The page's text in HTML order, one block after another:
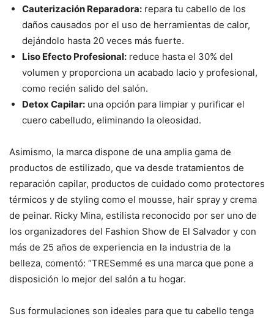
Cauterización Reparadora: repara tu cabello de los
daños causados por el uso de herramientas de calor,
dejándolo hasta 20 veces más fuerte.
Liso Efecto Profesional: reduce hasta el 30% del
volumen y proporciona un acabado lacio y profesional,
como recién salido del salón.
Detox Capilar: una opción para limpiar y purificar el
cuero cabelludo, eliminando la oleosidad.
Asimismo, la marca dispone de una amplia gama de
productos de estilizado, que va desde tratamientos de
reparación capilar, productos de cuidado como protectores
térmicos y de styling como el mousse, hair spray y crema
de peinar. Ricky Mina, estilista reconocido por ser uno de
los organizadores del Fashion Show de El Salvador y con
más de 25 años de experiencia en la industria de la
belleza, comentó: “TRESemmé es una marca que pone a
disposición lo mejor del salón a tu hogar.
Sus formulaciones son ideales para que tu cabello tenga